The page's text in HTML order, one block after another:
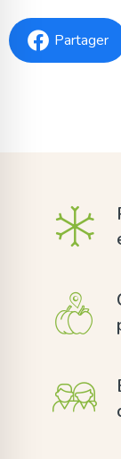
Partager